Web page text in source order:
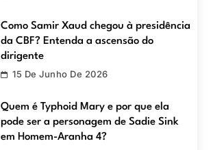
Como Samir Xaud chegou à presidência
da CBF? Entenda a ascensão do
dirigente
15 De Junho De 2026
Quem é Typhoid Mary e por que ela
pode ser a personagem de Sadie Sink
em Homem-Aranha 4?